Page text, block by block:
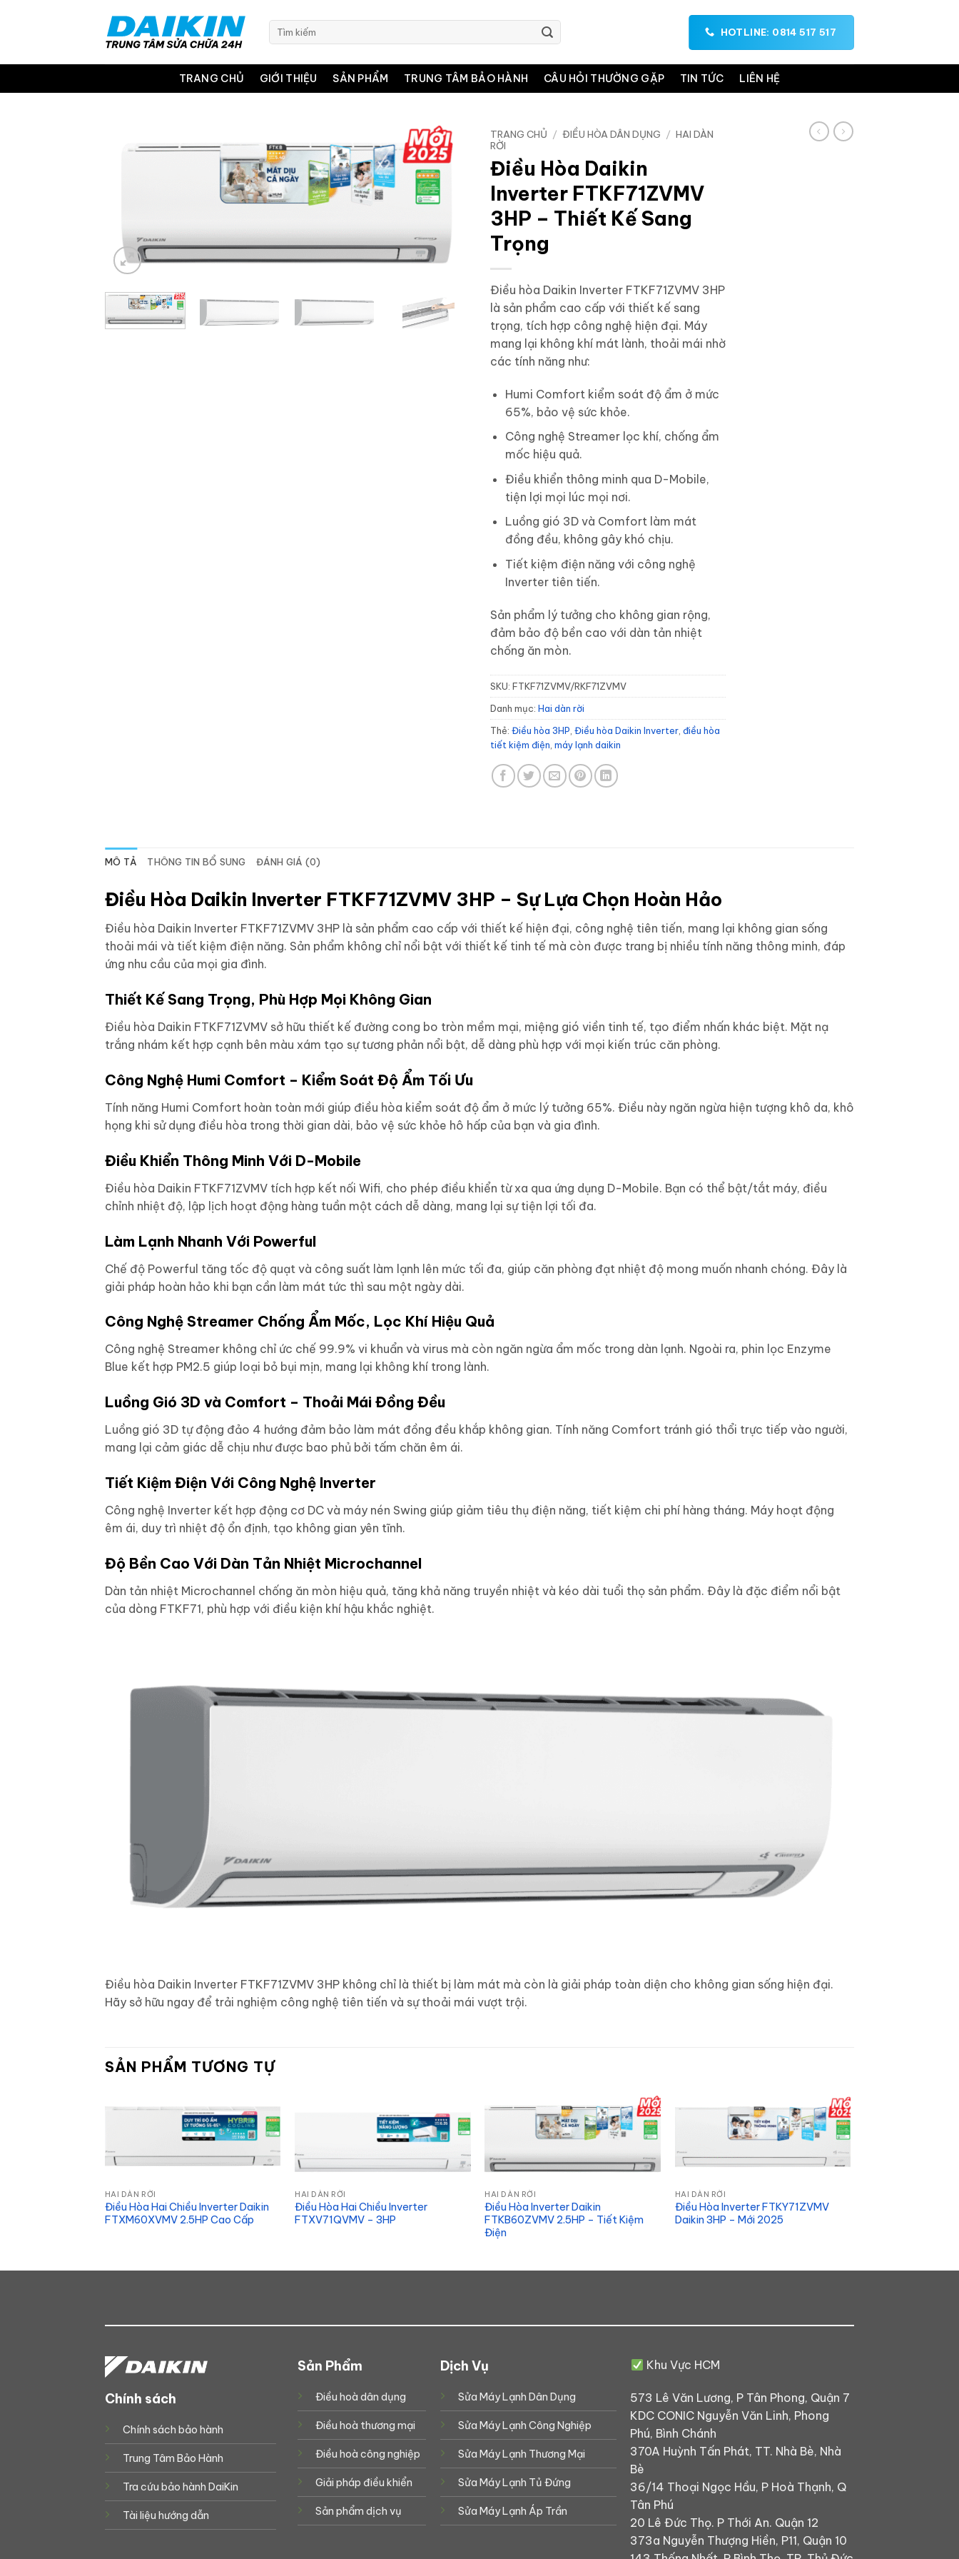
dung
Tìm
HOTLINE: 0814 517 517
TRANG CHỦ GIỚI THIỆU SẢN PHẨM TRUNG TÂM BẢO HÀNH CÂU HỎI THƯỜNG GẶP TIN TỨC LIÊN HỆ
TRANG CHỦ / ĐIỀU HÒA DÂN DỤNG / HAI DÀN
RỜI
Điều Hòa Daikin
Inverter FTKF71ZVMV
3HP – Thiết Kế Sang
Trọng
Điều hòa Daikin Inverter FTKF71ZVMV 3HP
là sản phẩm cao cấp với thiết kế sang
trọng, tích hợp công nghệ hiện đại. Máy
mang lại không khí mát lành, thoải mái nhờ
các tính năng như:
Humi Comfort kiểm soát độ ẩm ở mức
65%, bảo vệ sức khỏe.
Công nghệ Streamer lọc khí, chống ẩm
mốc hiệu quả.
Điều khiển thông minh qua D-Mobile,
tiện lợi mọi lúc mọi nơi.
Luồng gió 3D và Comfort làm mát
đồng đều, không gây khó chịu.
Tiết kiệm điện năng với công nghệ
Inverter tiên tiến.
Sản phẩm lý tưởng cho không gian rộng,
đảm bảo độ bền cao với dàn tản nhiệt
chống ăn mòn.
SKU: FTKF71ZVMV/RKF71ZVMV
Danh mục: Hai dàn rời
Thẻ: Điều hòa 3HP Điều hòa Daikin Inverter điều hòa
tiết kiệm điện máy lạnh daikin
MÔ TẢ THÔNG TIN BỔ SUNG ĐÁNH GIÁ (0)
Điều Hòa Daikin Inverter FTKF71ZVMV 3HP – Sự Lựa Chọn Hoàn Hảo
Điều hòa Daikin Inverter FTKF71ZVMV 3HP là sản phẩm cao cấp với thiết kế hiện đại, công nghệ tiên tiến, mang lại không gian sống
thoải mái và tiết kiệm điện năng. Sản phẩm không chỉ nổi bật với thiết kế tinh tế mà còn được trang bị nhiều tính năng thông minh, đáp
ứng nhu cầu của mọi gia đình.
Thiết Kế Sang Trọng, Phù Hợp Mọi Không Gian
Điều hòa Daikin FTKF71ZVMV sở hữu thiết kế đường cong bo tròn mềm mại, miệng gió viền tinh tế, tạo điểm nhấn khác biệt. Mặt nạ
trắng nhám kết hợp cạnh bên màu xám tạo sự tương phản nổi bật, dễ dàng phù hợp với mọi kiến trúc căn phòng.
Công Nghệ Humi Comfort – Kiểm Soát Độ Ẩm Tối Ưu
Tính năng Humi Comfort hoàn toàn mới giúp điều hòa kiểm soát độ ẩm ở mức lý tưởng 65%. Điều này ngăn ngừa hiện tượng khô da, khô
họng khi sử dụng điều hòa trong thời gian dài, bảo vệ sức khỏe hô hấp của bạn và gia đình.
Điều Khiển Thông Minh Với D-Mobile
Điều hòa Daikin FTKF71ZVMV tích hợp kết nối Wifi, cho phép điều khiển từ xa qua ứng dụng D-Mobile. Bạn có thể bật/tắt máy, điều
chỉnh nhiệt độ, lập lịch hoạt động hàng tuần một cách dễ dàng, mang lại sự tiện lợi tối đa.
Làm Lạnh Nhanh Với Powerful
Chế độ Powerful tăng tốc độ quạt và công suất làm lạnh lên mức tối đa, giúp căn phòng đạt nhiệt độ mong muốn nhanh chóng. Đây là
giải pháp hoàn hảo khi bạn cần làm mát tức thì sau một ngày dài.
Công Nghệ Streamer Chống Ẩm Mốc, Lọc Khí Hiệu Quả
Công nghệ Streamer không chỉ ức chế 99.9% vi khuẩn và virus mà còn ngăn ngừa ẩm mốc trong dàn lạnh. Ngoài ra, phin lọc Enzyme
Blue kết hợp PM2.5 giúp loại bỏ bụi mịn, mang lại không khí trong lành.
Luồng Gió 3D và Comfort – Thoải Mái Đồng Đều
Luồng gió 3D tự động đảo 4 hướng đảm bảo làm mát đồng đều khắp không gian. Tính năng Comfort tránh gió thổi trực tiếp vào người,
mang lại cảm giác dễ chịu như được bao phủ bởi tấm chăn êm ái.
Tiết Kiệm Điện Với Công Nghệ Inverter
Công nghệ Inverter kết hợp động cơ DC và máy nén Swing giúp giảm tiêu thụ điện năng, tiết kiệm chi phí hàng tháng. Máy hoạt động
êm ái, duy trì nhiệt độ ổn định, tạo không gian yên tĩnh.
Độ Bền Cao Với Dàn Tản Nhiệt Microchannel
Dàn tản nhiệt Microchannel chống ăn mòn hiệu quả, tăng khả năng truyền nhiệt và kéo dài tuổi thọ sản phẩm. Đây là đặc điểm nổi bật
của dòng FTKF71, phù hợp với điều kiện khí hậu khắc nghiệt.
Điều hòa Daikin Inverter FTKF71ZVMV 3HP không chỉ là thiết bị làm mát mà còn là giải pháp toàn diện cho không gian sống hiện đại.
Hãy sở hữu ngay để trải nghiệm công nghệ tiên tiến và sự thoải mái vượt trội.
SẢN PHẨM TƯƠNG TỰ
HAI DÀN RỜI
Điều Hòa Hai Chiều Inverter Daikin
FTXM60XVMV 2.5HP Cao Cấp
HAI DÀN RỜI
Điều Hòa Hai Chiều Inverter
FTXV71QVMV – 3HP
HAI DÀN RỜI
Điều Hòa Inverter Daikin
FTKB60ZVMV 2.5HP – Tiết Kiệm
Điện
HAI DÀN RỜI
Điều Hòa Inverter FTKY71ZVMV
Daikin 3HP – Mới 2025
Chính sách
Chính sách bảo hành
Trung Tâm Bảo Hành
Tra cứu bảo hành DaiKin
Tài liệu hướng dẫn
Sản Phẩm
Điều hoà dân dụng
Điều hoà thương mại
Điều hoà công nghiệp
Giải pháp điều khiển
Sản phẩm dịch vụ
Dịch Vụ
Sửa Máy Lạnh Dân Dụng
Sửa Máy Lạnh Công Nghiệp
Sửa Máy Lạnh Thương Mại
Sửa Máy Lạnh Tủ Đứng
Sửa Máy Lạnh Áp Trần
Khu Vực HCM
573 Lê Văn Lương, P Tân Phong, Quận 7
KDC CONIC Nguyễn Văn Linh, Phong
Phú, Bình Chánh
370A Huỳnh Tấn Phát, TT. Nhà Bè, Nhà
Bè
36/14 Thoại Ngọc Hầu, P Hoà Thạnh, Q
Tân Phú
20 Lê Đức Thọ. P Thới An. Quận 12
373a Nguyễn Thượng Hiền, P11, Quận 10